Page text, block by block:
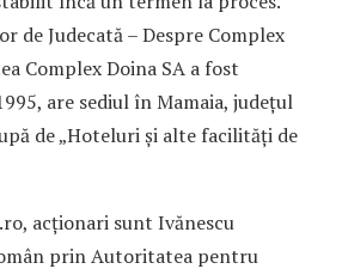
de Judecată – Despre Complex
Complex Doina SA a fost
are sediul în Mamaia, județul
de „Hoteluri și alte facilități de
acționari sunt Ivănescu
prin Autoritatea pentru